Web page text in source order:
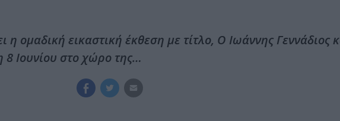
η ομαδική εικαστική έκθεση με τίτλο, Ο Ιωάννης Γεννάδιος
8 Ιουνίου στο χώρο της…